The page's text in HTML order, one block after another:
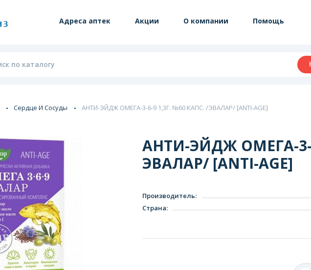
Адреса аптек Акции О компании Помощь
Сердце И Сосуды АНТИ-ЭЙДЖ ОМЕГА-3-6-9 1,3Г. №60 КАПС. /ЭВАЛАР/ [ANTI-AGE]
АНТИ-ЭЙДЖ ОМЕГА-3-
ЭВАЛАР/ [ANTI-AGE]
Производитель:
Страна: